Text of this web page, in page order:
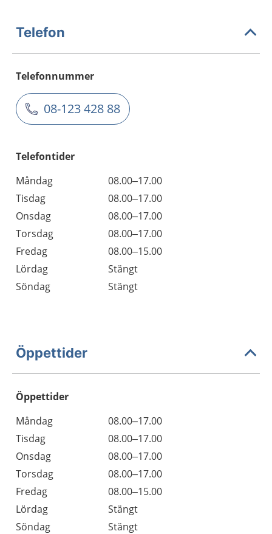
Telefon
Telefonnummer
08-123 428 88
Telefontider
Måndag
08.00–17.00
Tisdag
08.00–17.00
Onsdag
08.00–17.00
Torsdag
08.00–17.00
Fredag
08.00–15.00
Lördag
Stängt
Söndag
Stängt
Öppettider
Öppettider
Dag
Öppettider
Kommentarer
Måndag
08.00–17.00
Tisdag
08.00–17.00
Onsdag
08.00–17.00
Torsdag
08.00–17.00
Fredag
08.00–15.00
Lördag
Stängt
Söndag
Stängt